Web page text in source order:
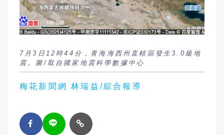
7月3日12時44分，青海海西州直轄區發生3.0級地
震。圖/取自國家地震科學數據中心
梅花新聞網 林瑞益/綜合報導